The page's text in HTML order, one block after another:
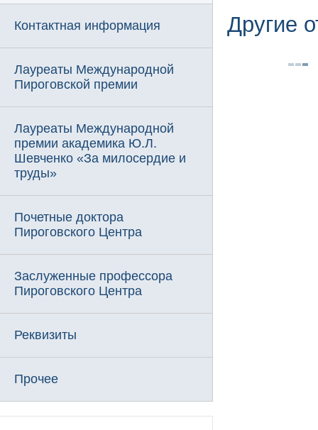
Контактная информация
Лауреаты Международной
Пироговской премии
Лауреаты Международной
премии академика Ю.Л.
Шевченко «За милосердие и
труды»
Почетные доктора
Пироговского Центра
Заслуженные профессора
Пироговского Центра
Реквизиты
Прочее
Другие